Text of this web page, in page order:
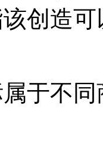
创造
于不